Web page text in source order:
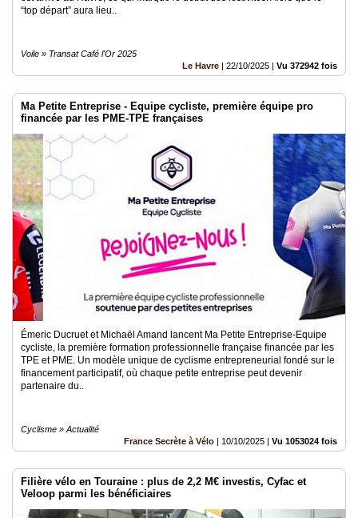
“top départ” aura lieu..
Voile » Transat Café l'Or 2025
Le Havre | 22/10/2025 | Vu 372942 fois
Ma Petite Entreprise - Equipe cycliste, première équipe pro
financée par les PME-TPE françaises
Émeric Ducruet et Michaël Amand lancent Ma Petite Entreprise-Equipe
cycliste, la première formation professionnelle française financée par les
TPE et PME. Un modèle unique de cyclisme entrepreneurial fondé sur le
financement participatif, où chaque petite entreprise peut devenir
partenaire du..
Cyclisme » Actualité
France Secrète à Vélo | 10/10/2025 | Vu 1053024 fois
Filière vélo en Touraine : plus de 2,2 M€ investis, Cyfac et
Veloop parmi les bénéficiaires